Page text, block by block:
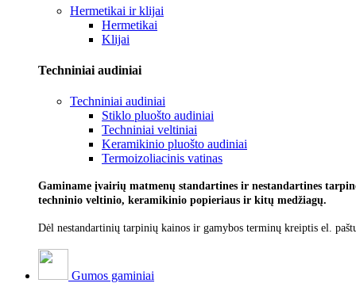
Hermetikai ir klijai
Hermetikai
Klijai
Techniniai audiniai
Techniniai audiniai
Stiklo pluošto audiniai
Techniniai veltiniai
Keramikinio pluošto audiniai
Termoizoliacinis vatinas
Gaminame įvairių matmenų standartines ir nestandartines
techninio veltinio, keramikinio popieriaus ir kitų medžiagų.
Dėl nestandartinių tarpinių kainos ir gamybos terminų kreiptis el.
Gumos gaminiai